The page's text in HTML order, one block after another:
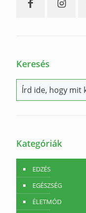
Keresés
Kategóriák
EDZÉS
EGÉSZSÉG
ÉLETMÓD